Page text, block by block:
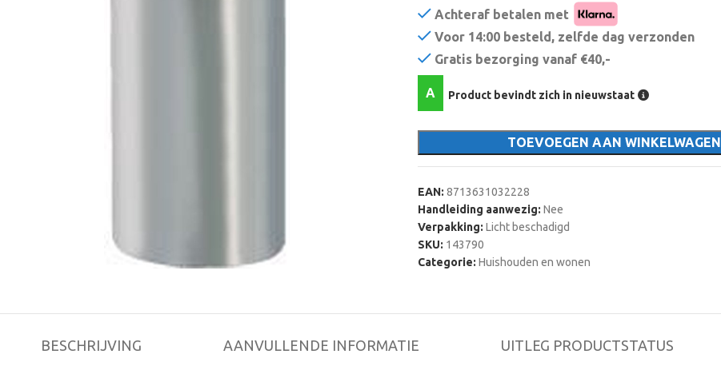
Achteraf betalen met
Voor 14:00 besteld, zelfde dag verzonden
Gratis bezorging vanaf €40,-
A Product bevindt zich in nieuwstaat
TOEVOEGEN AAN WINKELWAGEN
EAN: 8713631032228
Handleiding aanwezig: Nee
Verpakking: Licht beschadigd
SKU: 143790
Categorie: Huishouden en wonen
BESCHRIJVING AANVULLENDE INFORMATIE UITLEG PRODUCTSTATUS